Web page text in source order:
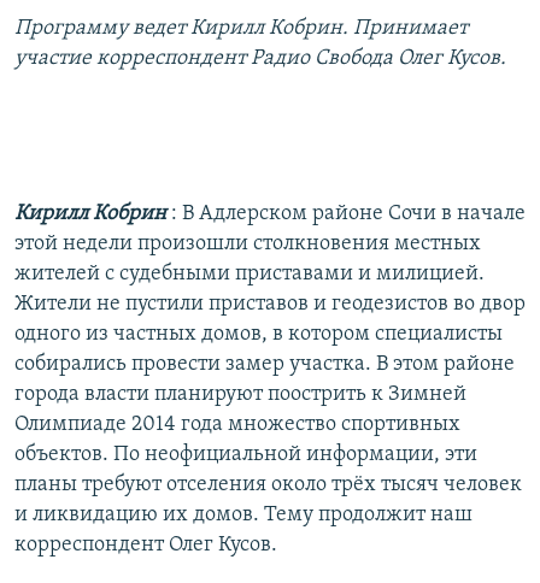
Вернутся
поиску
КАВКАЗ.РЕАЛИИ
СЕВЕР.РЕАЛИИ
ПОДПИШИТЕСЬ НА РАССЫЛКУ
СОЦИАЛЬНЫЕ СЕТИ
Все сайты РСЕ/РС
Программу ведет Кирилл Кобрин. Принимает
участие корреспондент Радио Свобода Олег Кусов.
Кирилл Кобрин: В Адлерском районе Сочи в начале
этой недели произошли столкновения местных
жителей с судебными приставами и милицией.
Жители не пустили приставов и геодезистов во двор
одного из частных домов, в котором специалисты
собирались провести замер участка. В этом районе
города власти планируют поострить к Зимней
Олимпиаде 2014 года множество спортивных
объектов. По неофициальной информации, эти
планы требуют отселения около трёх тысяч человек
и ликвидацию их домов. Тему продолжит наш
корреспондент Олег Кусов.